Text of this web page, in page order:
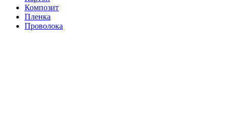
Композит
Пленка
Проволока